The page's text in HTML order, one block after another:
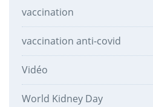
vaccination
vaccination anti-covid
Vidéo
World Kidney Day